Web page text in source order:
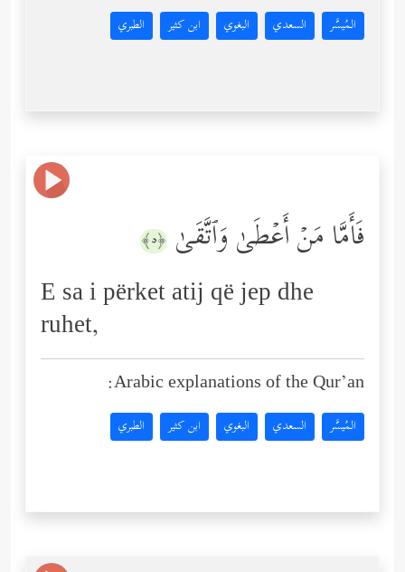
المُيسَّر السعدي البغوي ابن كثير الطبري
فَأَمَّا مَنۡ أَعۡطَىٰ وَٱتَّقَىٰ ﴿٥﴾
E sa i përket atij që jep dhe
ruhet,
Arabic explanations of the Qur’an:
المُيسَّر السعدي البغوي ابن كثير الطبري